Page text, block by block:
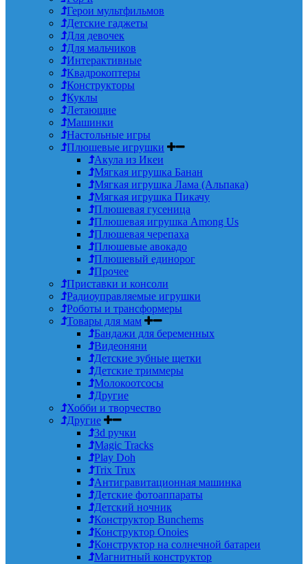
Герои мультфильмов
Детские гаджеты
Для девочек
Для мальчиков
Интерактивные
Квадрокоптеры
Конструкторы
Куклы
Летающие
Машинки
Настольные игры
Плюшевые игрушки
Акула из Икеи
Мягкая игрушка Банан
Мягкая игрушка Лама (Альпака)
Мягкая игрушка Пикачу
Плюшевая гусеница
Плюшевая игрушка Among Us
Плюшевая черепаха
Плюшевые авокадо
Плюшевый единорог
Прочее
Приставки и консоли
Радиоуправляемые игрушки
Роботы и трансформеры
Товары для мам
Бандажи для беременных
Видеоняни
Детские зубные щетки
Детские триммеры
Молокоотсосы
Другие
Хобби и творчество
Другие
3d ручки
Magic Tracks
Play Doh
Trix Trux
Антигравитационная машинка
Детские фотоаппараты
Детский ночник
Конструктор Bunchems
Конструктор Onoies
Конструктор на солнечной батареи
Магнитный конструктор